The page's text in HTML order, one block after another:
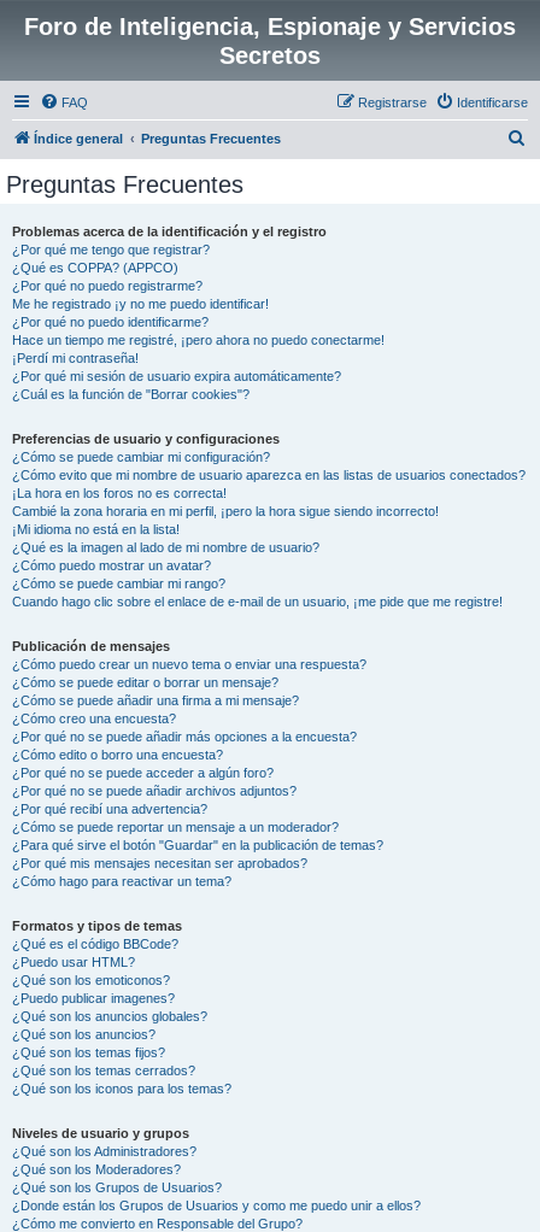
Foro de Inteligencia, Espionaje y Servicios
Secretos
FAQ Identificarse
Registrarse
Índice general Preguntas Frecuentes
Preguntas Frecuentes
Problemas acerca de la identificación y el registro
¿Por qué me tengo que registrar?
¿Qué es COPPA? (APPCO)
¿Por qué no puedo registrarme?
Me he registrado ¡y no me puedo identificar!
¿Por qué no puedo identificarme?
Hace un tiempo me registré, ¡pero ahora no puedo conectarme!
¡Perdí mi contraseña!
¿Por qué mi sesión de usuario expira automáticamente?
¿Cuál es la función de "Borrar cookies"?
Preferencias de usuario y configuraciones
¿Cómo se puede cambiar mi configuración?
¿Cómo evito que mi nombre de usuario aparezca en las listas de usuarios conectados?
¡La hora en los foros no es correcta!
Cambié la zona horaria en mi perfil, ¡pero la hora sigue siendo incorrecto!
¡Mi idioma no está en la lista!
¿Qué es la imagen al lado de mi nombre de usuario?
¿Cómo puedo mostrar un avatar?
¿Cómo se puede cambiar mi rango?
Cuando hago clic sobre el enlace de e-mail de un usuario, ¡me pide que me registre!
Publicación de mensajes
¿Cómo puedo crear un nuevo tema o enviar una respuesta?
¿Cómo se puede editar o borrar un mensaje?
¿Cómo se puede añadir una firma a mi mensaje?
¿Cómo creo una encuesta?
¿Por qué no se puede añadir más opciones a la encuesta?
¿Cómo edito o borro una encuesta?
¿Por qué no se puede acceder a algún foro?
¿Por qué no se puede añadir archivos adjuntos?
¿Por qué recibí una advertencia?
¿Cómo se puede reportar un mensaje a un moderador?
¿Para qué sirve el botón "Guardar" en la publicación de temas?
¿Por qué mis mensajes necesitan ser aprobados?
¿Cómo hago para reactivar un tema?
Formatos y tipos de temas
¿Qué es el código BBCode?
¿Puedo usar HTML?
¿Qué son los emoticonos?
¿Puedo publicar imagenes?
¿Qué son los anuncios globales?
¿Qué son los anuncios?
¿Qué son los temas fijos?
¿Qué son los temas cerrados?
¿Qué son los iconos para los temas?
Niveles de usuario y grupos
¿Qué son los Administradores?
¿Qué son los Moderadores?
¿Qué son los Grupos de Usuarios?
¿Donde están los Grupos de Usuarios y como me puedo unir a ellos?
¿Cómo me convierto en Responsable del Grupo?